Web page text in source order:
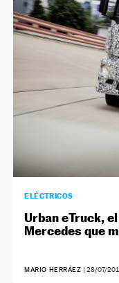
NEWSLETTER
ELÉCTRICOS
Urban eTruck,
Mercedes que
MARIO HERRÁEZ | 28/07/